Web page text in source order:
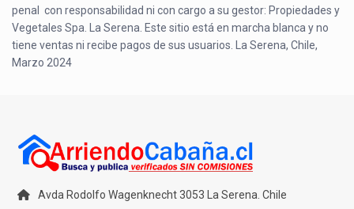
penal con responsabilidad ni con cargo a su gestor: Propiedades y
Vegetales Spa. La Serena. Este sitio está en marcha blanca y no
tiene ventas ni recibe pagos de sus usuarios. La Serena, Chile,
Marzo 2024
Avda Rodolfo Wagenknecht 3053 La Serena. Chile